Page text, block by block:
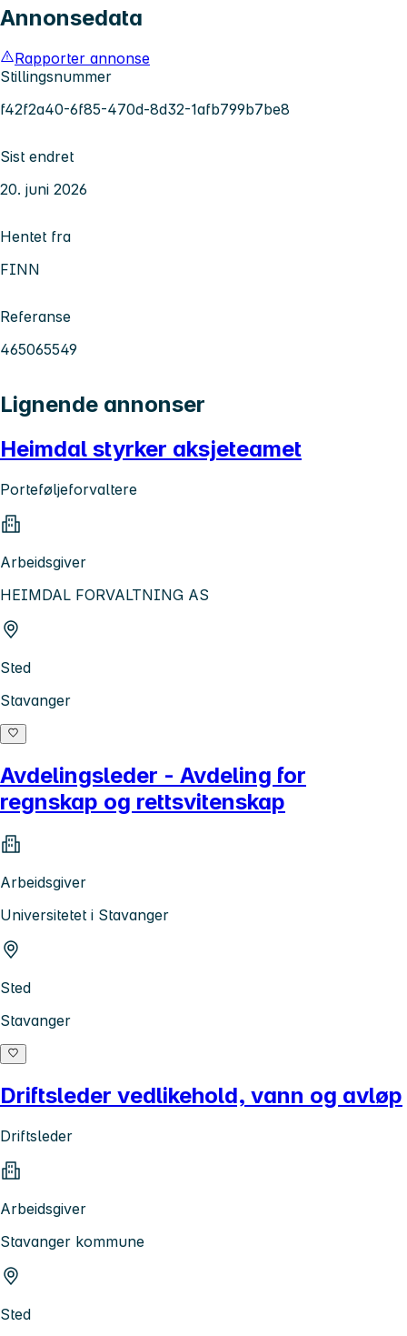
Annonsedata
Rapporter annonse
Stillingsnummer
f42f2a40-6f85-470d-8d32-1afb799b7be8
Sist endret
20. juni 2026
Hentet fra
FINN
Referanse
465065549
Lignende annonser
Heimdal styrker aksjeteamet
Porteføljeforvaltere
Arbeidsgiver
HEIMDAL FORVALTNING AS
Sted
Stavanger
Avdelingsleder - Avdeling for
regnskap og rettsvitenskap
Arbeidsgiver
Universitetet i Stavanger
Sted
Stavanger
Driftsleder vedlikehold, vann og avløp
Driftsleder
Arbeidsgiver
Stavanger kommune
Sted